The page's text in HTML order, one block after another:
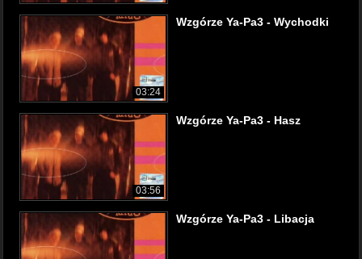
03:24
Wzgórze Ya-Pa3 - Wychodki
03:56
Wzgórze Ya-Pa3 - Hasz
Wzgórze Ya-Pa3 - Libacja